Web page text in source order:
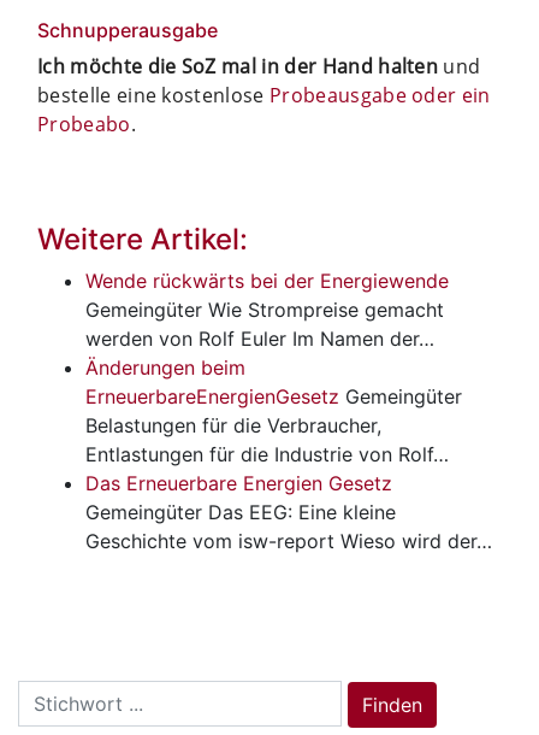
Schnupperausgabe
Ich möchte die SoZ mal in der Hand halten und
bestelle eine kostenlose Probeausgabe oder ein
Probeabo.
Weitere Artikel:
Wende rückwärts bei der Energiewende
Gemeingüter Wie Strompreise gemacht
werden von Rolf Euler Im Namen der…
Änderungen beim
ErneuerbareEnergienGesetz Gemeingüter
Belastungen für die Verbraucher,
Entlastungen für die Industrie von Rolf…
Das Erneuerbare Energien Gesetz
Gemeingüter Das EEG: Eine kleine
Geschichte vom isw-report Wieso wird der…
Search
for:
Finden